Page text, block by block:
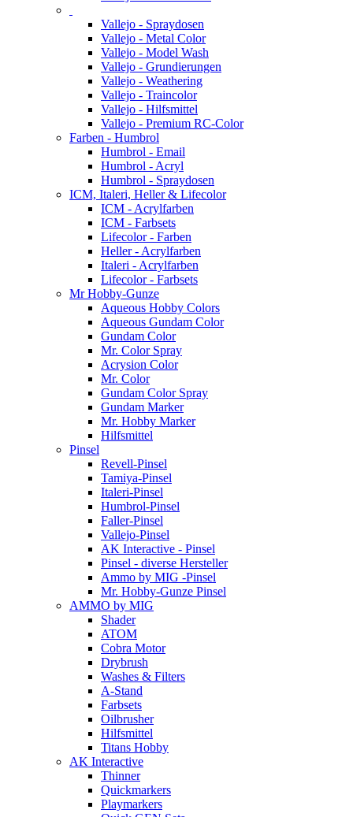
Vallejo - Spraydosen
Vallejo - Metal Color
Vallejo - Model Wash
Vallejo - Grundierungen
Vallejo - Weathering
Vallejo - Traincolor
Vallejo - Hilfsmittel
Vallejo - Premium RC-Color
Farben - Humbrol
Humbrol - Email
Humbrol - Acryl
Humbrol - Spraydosen
ICM, Italeri, Heller & Lifecolor
ICM - Acrylfarben
ICM - Farbsets
Lifecolor - Farben
Heller - Acrylfarben
Italeri - Acrylfarben
Lifecolor - Farbsets
Mr Hobby-Gunze
Aqueous Hobby Colors
Aqueous Gundam Color
Gundam Color
Mr. Color Spray
Acrysion Color
Mr. Color
Gundam Color Spray
Gundam Marker
Mr. Hobby Marker
Hilfsmittel
Pinsel
Revell-Pinsel
Tamiya-Pinsel
Italeri-Pinsel
Humbrol-Pinsel
Faller-Pinsel
Vallejo-Pinsel
AK Interactive - Pinsel
Pinsel - diverse Hersteller
Ammo by MIG -Pinsel
Mr. Hobby-Gunze Pinsel
AMMO by MIG
Shader
ATOM
Cobra Motor
Drybrush
Washes & Filters
A-Stand
Farbsets
Oilbrusher
Hilfsmittel
Titans Hobby
AK Interactive
Thinner
Quickmarkers
Playmarkers